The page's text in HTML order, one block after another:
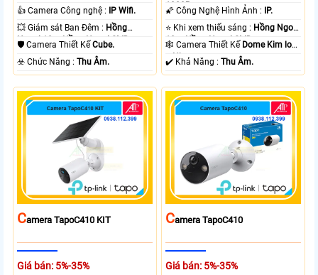
.
👍 Camera Công nghệ :
IP Wifi.
💥 Giám sát Ban Đêm : Hồng
Ngoại 10m Hồng Ngoại SMD.
🛡 Camera Thiết KếCube.
️☣️ Chức Năng :Thu Âm.
1080P .
🌠 Công Nghệ Hình Ảnh :
IP.
⭐ Khi xem thiếu sáng : Hồng Ngoại
10m Hồng Ngoại SMD.
🕸️ Camera Thiết Kế Dome Kim loại
+ Nhựa.
️✔️ Khả Năng :Thu Âm.
CAmera TapoC410 KIT
Giá bán: 5%-35%
CAmera TapoC410
Giá bán: 5%-35%